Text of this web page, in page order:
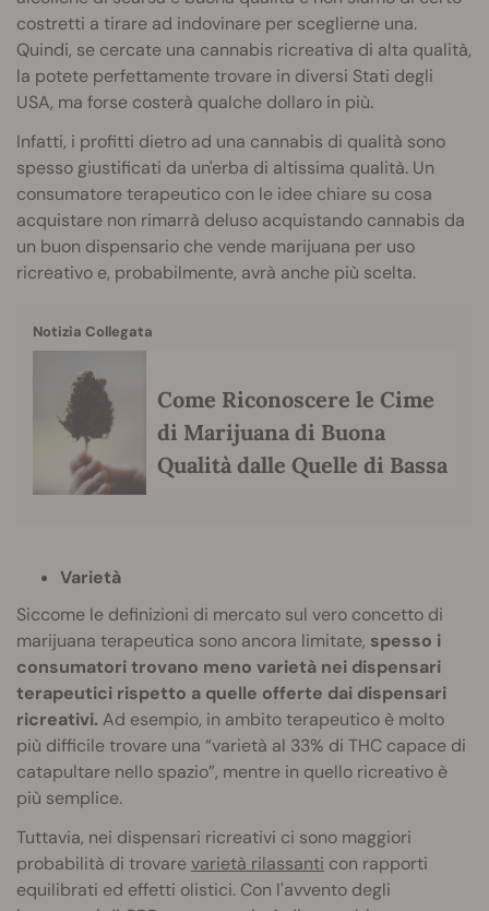
costretti a tirare ad indovinare per sceglierne una.
Quindi, se cercate una cannabis ricreativa di alta qualità,
la potete perfettamente trovare in diversi Stati degli
USA, ma forse costerà qualche dollaro in più.
Infatti, i profitti dietro ad una cannabis di qualità sono
spesso giustificati da un'erba di altissima qualità. Un
consumatore terapeutico con le idee chiare su cosa
acquistare non rimarrà deluso acquistando cannabis da
un buon dispensario che vende marijuana per uso
ricreativo e, probabilmente, avrà anche più scelta.
Notizia Collegata
Come Riconoscere le Cime
di Marijuana di Buona
Qualità dalle Quelle di Bassa
Varietà
Siccome le definizioni di mercato sul vero concetto di
marijuana terapeutica sono ancora limitate, spesso i
consumatori trovano meno varietà nei dispensari
terapeutici rispetto a quelle offerte dai dispensari
ricreativi. Ad esempio, in ambito terapeutico è molto
più difficile trovare una “varietà al 33% di THC capace di
catapultare nello spazio”, mentre in quello ricreativo è
più semplice.
Tuttavia, nei dispensari ricreativi ci sono maggiori
probabilità di trovarevarietà rilassanti con rapporti
equilibrati ed effetti olistici. Con l'avvento degli